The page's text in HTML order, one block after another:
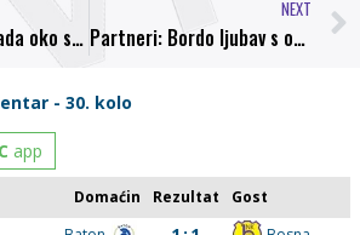
Uskoro nova ograda oko stadiona Luke
NEXT
Partneri: Bordo ljubav s okusom čokolade